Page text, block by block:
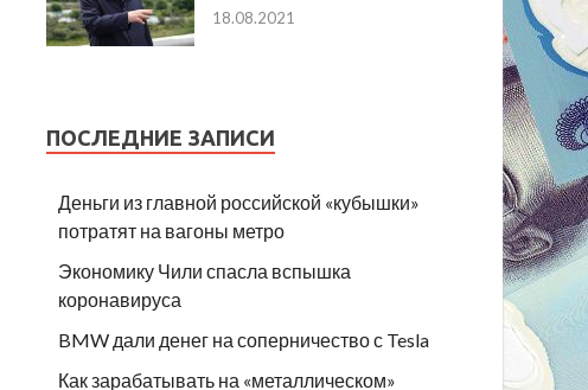
18.08.2021
ПОСЛЕДНИЕ ЗАПИСИ
Деньги из главной российской «кубышки»
потратят на вагоны метро
Экономику Чили спасла вспышка
коронавируса
BMW дали денег на соперничество с Tesla
Как зарабатывать на «металлическом»